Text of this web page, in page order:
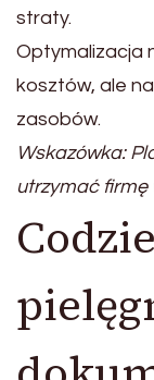
straty.
Optymalizacja
kosztów, ale
zasobów.
Wskazówka:
utrzymać firmę